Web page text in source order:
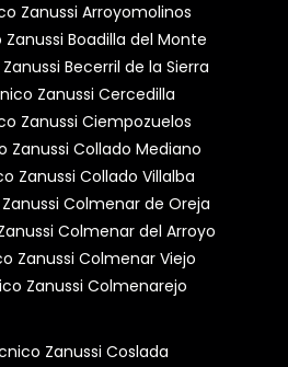
Zanussi Arroyomolinos
Boadilla del Monte
Becerril de la Sierra
Zanussi Cercedilla
Zanussi Ciempozuelos
Zanussi Collado Mediano
Zanussi Collado Villalba
Colmenar de Oreja
Colmenar del Arroyo
Zanussi Colmenar Viejo
Zanussi Colmenarejo
Zanussi Coslada